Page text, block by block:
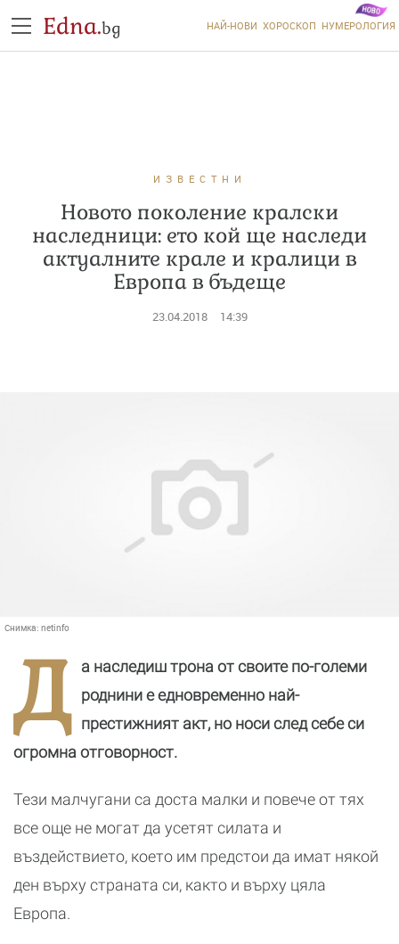
Edna.bg НАЙ-НОВИ ХОРОСКОП НУМЕРОЛОГИЯ
ИЗВЕСТНИ
Новото поколение кралски
наследници: ето кой ще наследи
актуалните крале и кралици в
Европа в бъдеще
23.04.2018 14:39
Снимка: netinfo
Д
а наследиш трона от своите по-големи
роднини е едновременно най-
престижният акт, но носи след себе си
огромна отговорност.
Тези малчугани са доста малки и повече от тях
все още не могат да усетят силата и
въздействието, което им предстои да имат някой
ден върху страната си, както и върху цяла
Европа.